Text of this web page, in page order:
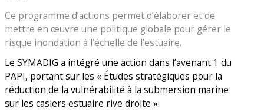
Ce programme d’actions permet d’élaborer et de
mettre en œuvre une politique globale pour gérer le
risque inondation à l’échelle de l’estuaire.
Le SYMADIG a intégré une action dans l’avenant 1 du
PAPI, portant sur les « Études stratégiques pour la
réduction de la vulnérabilité à la submersion marine
sur les casiers estuaire rive droite ».